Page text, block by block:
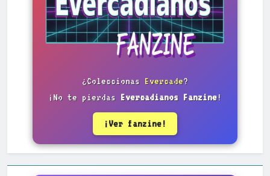
¿Coleccionas Evercade?
¡No te pierdas Evercadianos Fanzine!
¡Ver fanzine!